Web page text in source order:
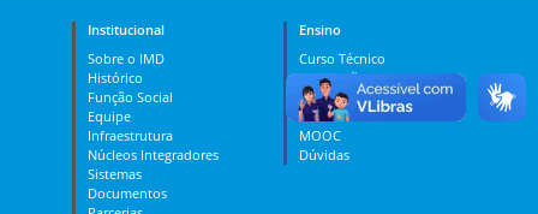
Institucional
Sobre o IMD
Histórico
Função Social
Equipe
Infraestrutura
Núcleos Integradores
Sistemas
Documentos
Ensino
Curso Técnico
Graduação
Pós-graduação
PES
MOOC
Dúvidas